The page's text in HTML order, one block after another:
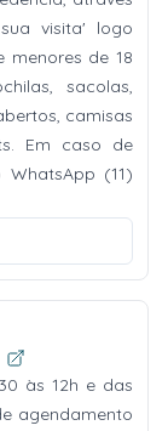
visita' logo
menores de 18
sacolas,
camisas
Em caso de
(11)
às 12h e das
agendamento